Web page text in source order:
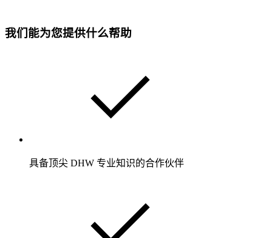
我们能为您提供什么帮助
具备顶尖 DHW 专业知识的合作伙伴